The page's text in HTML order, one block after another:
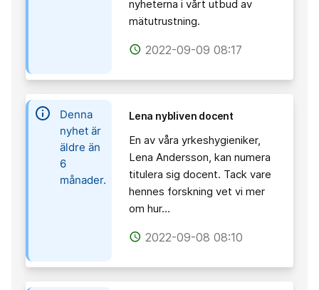
nyheterna i vårt utbud av
mätutrustning.
access_time 2022-09-09 08:17
information
Denna
nyhet är
äldre än
6
månader.
Lena nybliven docent
En av våra yrkeshygieniker,
Lena Andersson, kan numera
titulera sig docent. Tack vare
hennes forskning vet vi mer
om hur…
access_time 2022-09-08 08:10